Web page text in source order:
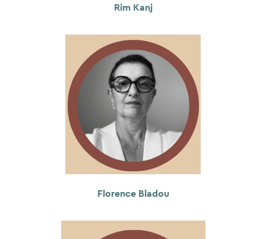
Rim Kanj
Florence Bladou